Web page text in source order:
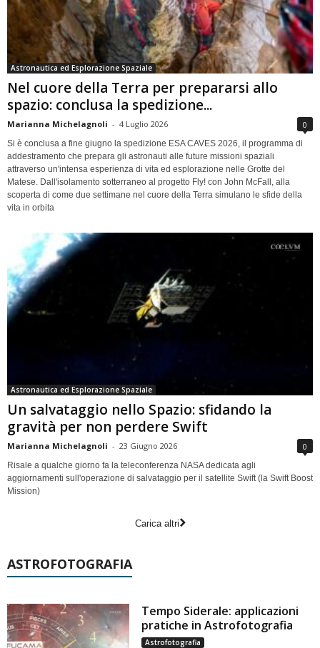
Astronautica ed Esplorazione Spaziale
Nel cuore della Terra per prepararsi allo
spazio: conclusa la spedizione...
Marianna Michelagnoli - 4 Luglio 2026 0
Si è conclusa a fine giugno la spedizione ESA CAVES 2026, il programma di
addestramento che prepara gli astronauti alle future missioni spaziali
attraverso un'intensa esperienza di vita ed esplorazione nelle Grotte del
Matese. Dall'isolamento sotterraneo al progetto Fly! con John McFall, alla
scoperta di come due settimane nel cuore della Terra simulano le sfide della
vita in orbita
Astronautica ed Esplorazione Spaziale
Un salvataggio nello Spazio: sfidando la
gravità per non perdere Swift
Marianna Michelagnoli - 23 Giugno 2026 0
Risale a qualche giorno fa la teleconferenza NASA dedicata agli
aggiornamenti sull'operazione di salvataggio per il satellite Swift (la Swift Boost
Mission)
Carica altri
ASTROFOTOGRAFIA
Tempo Siderale: applicazioni
pratiche in Astrofotografia
Astrofotografia